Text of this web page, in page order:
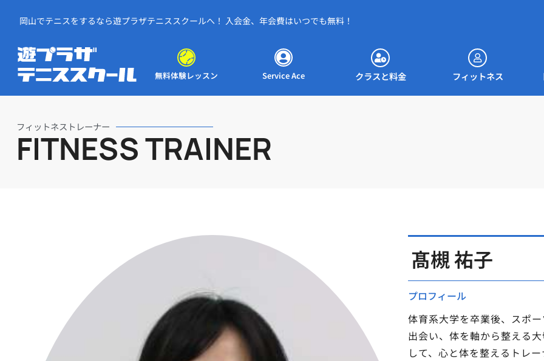
岡山でテニスをするなら遊プラザテニススクールへ！ 入会金、年会費はいつでも無料！
無料体験レッスン
お試しレッスン無料！
Service Ace
予約ページへ
クラスと料金
クラスと料金
フィットネス
フィットネス
フィットネストレーナー
FITNESS TRAINER
髙槻 祐子
プロフィール
体育系大学を卒業後、スポ
出会い、体を軸から整える
して、心と体を整えるトレ